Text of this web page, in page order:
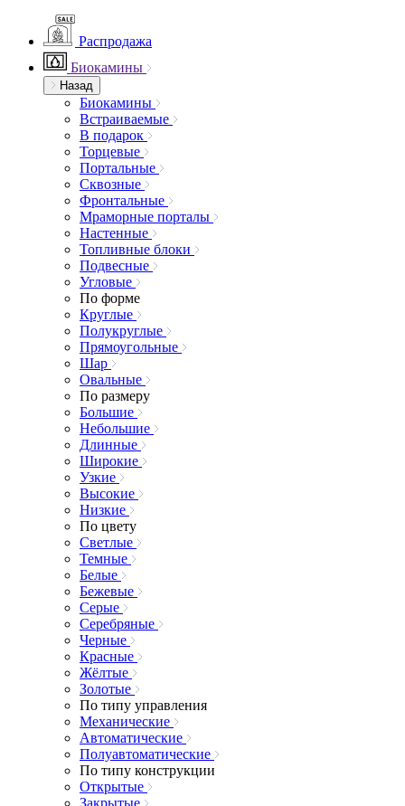
Распродажа
Биокамины
Назад
Биокамины
Встраиваемые
В подарок
Торцевые
Портальные
Сквозные
Фронтальные
Мраморные порталы
Настенные
Топливные блоки
Подвесные
Угловые
По форме
Круглые
Полукруглые
Прямоугольные
Шар
Овальные
По размеру
Большие
Небольшие
Длинные
Широкие
Узкие
Высокие
Низкие
По цвету
Светлые
Темные
Белые
Бежевые
Серые
Серебряные
Черные
Красные
Жёлтые
Золотые
По типу управления
Механические
Автоматические
Полуавтоматические
По типу конструкции
Открытые
Закрытые